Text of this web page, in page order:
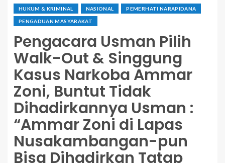
HUKUM & KRIMINAL NASIONAL PEMERHATI NARAPIDANA
PENGADUAN MASYARAKAT
Pengacara Usman Pilih
Walk-Out & Singgung
Kasus Narkoba Ammar
Zoni, Buntut Tidak
Dihadirkannya Usman :
“Ammar Zoni di Lapas
Nusakambangan-pun
Bisa Dihadirkan Tatap